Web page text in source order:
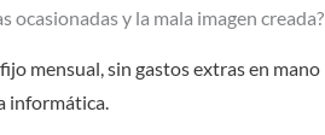
ocasionadas y la mala imagen creada?
mensual, sin gastos extras en mano
informática.